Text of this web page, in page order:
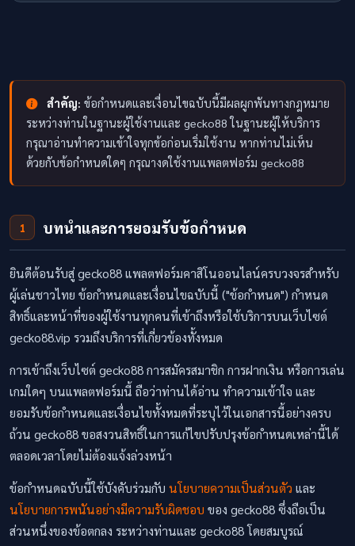
สำคัญ: ข้อกำหนดและเงื่อนไขฉบับนี้มีผลผูกพันทางกฎหมาย
ระหว่างท่านในฐานะผู้ใช้งานและ gecko88 ในฐานะผู้ให้บริการ
กรุณาอ่านทำความเข้าใจทุกข้อก่อนเริ่มใช้งาน หากท่านไม่เห็น
ด้วยกับข้อกำหนดใดๆ กรุณางดใช้งานแพลตฟอร์ม gecko88
1 บทนำและการยอมรับข้อกำหนด
ยินดีต้อนรับสู่ gecko88 แพลตฟอร์มคาสิโนออนไลน์ครบวงจรสำหรับ
ผู้เล่นชาวไทย ข้อกำหนดและเงื่อนไขฉบับนี้ ("ข้อกำหนด") กำหนด
สิทธิ์และหน้าที่ของผู้ใช้งานทุกคนที่เข้าถึงหรือใช้บริการบนเว็บไซต์
gecko88.vip รวมถึงบริการที่เกี่ยวข้องทั้งหมด
การเข้าถึงเว็บไซต์ gecko88 การสมัครสมาชิก การฝากเงิน หรือการเล่น
เกมใดๆ บนแพลตฟอร์มนี้ ถือว่าท่านได้อ่าน ทำความเข้าใจ และ
ยอมรับข้อกำหนดและเงื่อนไขทั้งหมดที่ระบุไว้ในเอกสารนี้อย่างครบ
ถ้วน gecko88 ขอสงวนสิทธิ์ในการแก้ไขปรับปรุงข้อกำหนดเหล่านี้ได้
ตลอดเวลาโดยไม่ต้องแจ้งล่วงหน้า
ข้อกำหนดฉบับนี้ใช้บังคับร่วมกับ นโยบายความเป็นส่วนตัว และ
นโยบายการพนันอย่างมีความรับผิดชอบ ของ gecko88 ซึ่งถือเป็น
ส่วนหนึ่งของข้อตกลง ระหว่างท่านและ gecko88 โดยสมบูรณ์